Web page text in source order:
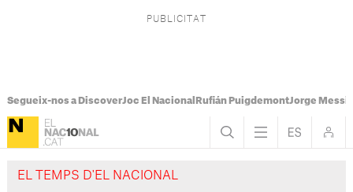
Segueix-nos a DiscoverJoc El Nacional Rufián PuigdemontJorge Messi
EL TEMPS D'EL NACIONAL